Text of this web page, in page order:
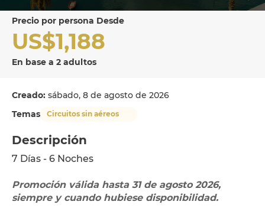
precio por persona Desde
US$1,188
En base a 2 adultos
Creado: sábado, 8 de agosto de 2026
Temas
Circuitos sin aéreos
Descripción
7 Días - 6 Noches
Promoción válida hasta 31 de agosto 2026,
siempre y cuando hubiese disponibilidad.